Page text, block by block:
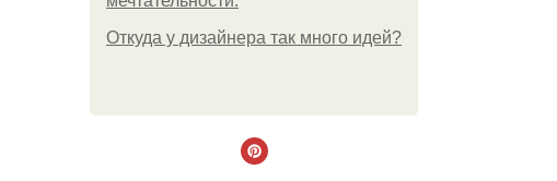
Откуда у дизайнера так много идей?